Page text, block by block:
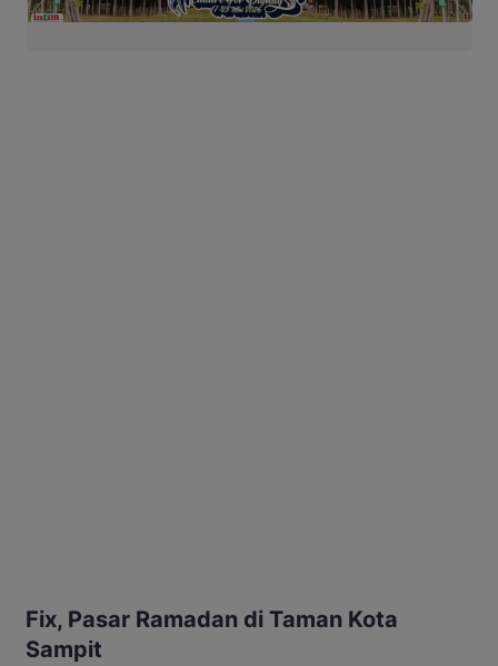
Fix, Pasar Ramadan di Taman Kota
Sampit